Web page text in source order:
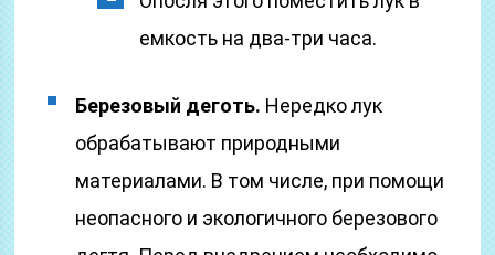
емкость на два-три часа.
Березовый деготь. Нередко лук
обрабатывают природными
материалами. В том числе, при помощи
неопасного и экологичного березового